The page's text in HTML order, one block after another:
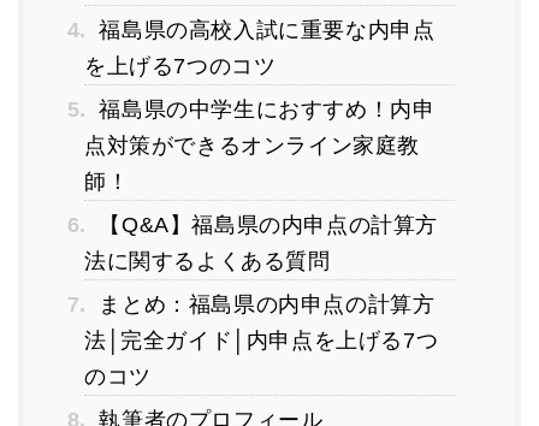
4. 福島県の高校入試に重要な内申点
を上げる7つのコツ
5. 福島県の中学生におすすめ！内申
点対策ができるオンライン家庭教
師！
6.
【Q&A】福島県の内申点の計算方
法に関するよくある質問
7.
まとめ：福島県の内申点の計算方
法│完全ガイド│内申点を上げる7つ
のコツ
8. 執筆者のプロフィール